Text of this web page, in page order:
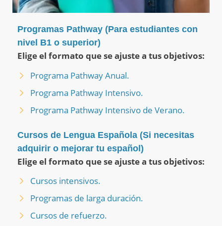
Programas Pathway (Para estudiantes con
nivel B1 o superior)
Elige el formato que se ajuste a tus objetivos:
Programa Pathway Anual.
Programa Pathway Intensivo.
Programa Pathway Intensivo de Verano.
Cursos de Lengua Española (Si necesitas
adquirir o mejorar tu español)
Elige el formato que se ajuste a tus objetivos:
Cursos intensivos.
Programas de larga duración.
Cursos de refuerzo.